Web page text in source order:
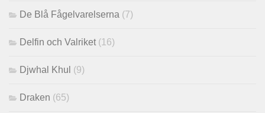
De Blå Fågelvarelserna (7)
Delfin och Valriket (16)
Djwhal Khul (9)
Draken (65)